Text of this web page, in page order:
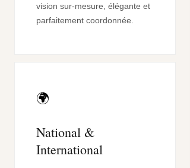
vision sur-mesure, élégante et
parfaitement coordonnée.
🌍
National &
International